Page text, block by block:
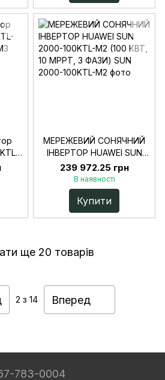
МЕРЕЖЕВИЙ СОНЯЧНИЙ
ІНВЕРТОР HUAWEI SUN
2000-100KTL-M2 (100 КВТ,
10 MPPT, 3 ФАЗИ)
239 972.25 грн
В наявності
Купити
ще 20 товарів
2 з 14 Вперед
783-0004